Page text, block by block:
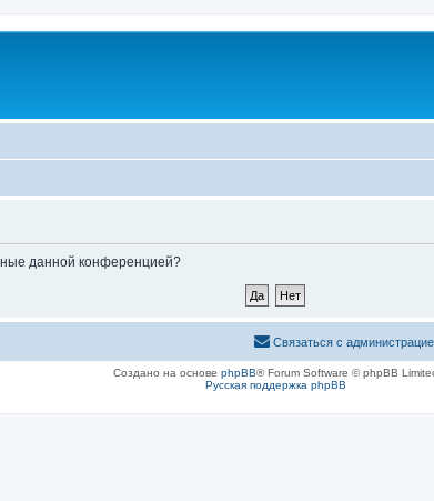
данной конференцией?
Связаться с
Создано на основе phpBB® Forum Software © phpBB
Русская поддержка phpBB